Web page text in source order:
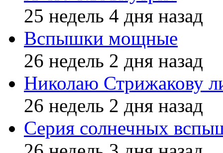
25 недель 4 дня назад
Вспышки мощные
26 недель 2 дня назад
Николаю Стрижакову
26 недель 2 дня назад
Серия солнечных